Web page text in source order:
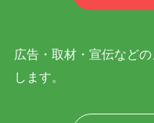
広告・取材・宣伝など
します。